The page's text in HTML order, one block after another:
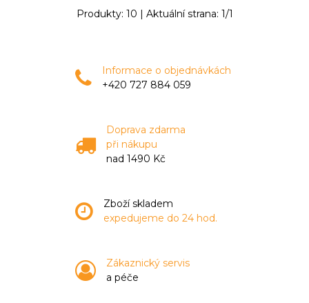
Produkty: 10 | Aktuální strana: 1/1
Informace o objednávkách
+420 727 884 059
Doprava zdarma
při nákupu
nad 1490 Kč
Zboží skladem
expedujeme do 24 hod.
Zákaznický servis
a péče